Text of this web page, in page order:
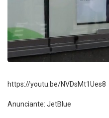
https://youtu.be/NVDsMt1Ues8
Anunciante: JetBlue